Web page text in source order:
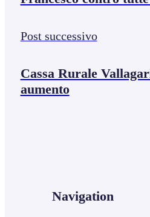
Post successivo
Cassa Rurale
aumento
Navigation